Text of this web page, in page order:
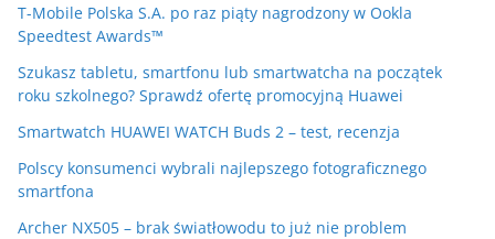
T-Mobile Polska S.A. po raz piąty nagrodzony w Ookla
Speedtest Awards™
Szukasz tabletu, smartfonu lub smartwatcha na początek
roku szkolnego? Sprawdź ofertę promocyjną Huawei
Smartwatch HUAWEI WATCH Buds 2 – test, recenzja
Polscy konsumenci wybrali najlepszego fotograficznego
smartfona
Archer NX505 – brak światłowodu to już nie problem